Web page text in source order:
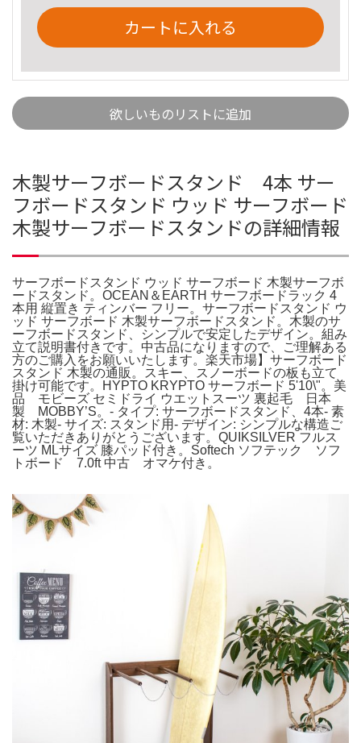
カートに入れる
欲しいものリストに追加
木製サーフボードスタンド 4本 サー
フボードスタンド ウッド サーフボード
木製サーフボードスタンドの詳細情報
サーフボードスタンド ウッド サーフボード 木製サーフボ
ードスタンド。OCEAN＆EARTH サーフボードラック 4
本用 縦置き ティンバー フリー。サーフボードスタンド ウ
ッド サーフボード 木製サーフボードスタンド。木製のサ
ーフボードスタンド、シンプルで安定したデザイン。組み
立て説明書付きです。中古品になりますので、ご理解ある
方のご購入をお願いいたします。楽天市場】サーフボード
スタンド 木製の通販。スキー、スノーボードの板も立て
掛け可能です。HYPTO KRYPTO サーフボード 5'10\"。美
品 モビーズ セミドライ ウエットスーツ 裏起毛 日本
製 MOBBY’S。- タイプ: サーフボードスタンド、4本- 素
材: 木製- サイズ: スタンド用- デザイン: シンプルな構造ご
覧いただきありがとうございます。QUIKSILVER フルス
ーツ MLサイズ 膝パッド付き。Softech ソフテック ソフ
トボード 7.0ft 中古 オマケ付き。